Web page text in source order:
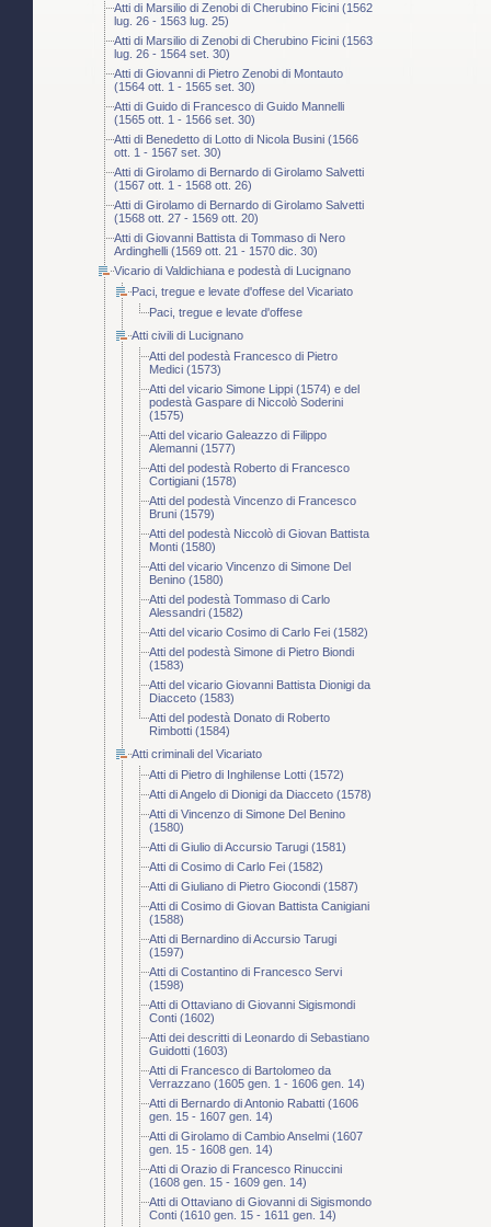
Atti di Marsilio di Zenobi di Cherubino Ficini (1562
lug. 26 - 1563 lug. 25)
Atti di Marsilio di Zenobi di Cherubino Ficini (1563
lug. 26 - 1564 set. 30)
Atti di Giovanni di Pietro Zenobi di Montauto
(1564 ott. 1 - 1565 set. 30)
Atti di Guido di Francesco di Guido Mannelli
(1565 ott. 1 - 1566 set. 30)
Atti di Benedetto di Lotto di Nicola Busini (1566
ott. 1 - 1567 set. 30)
Atti di Girolamo di Bernardo di Girolamo Salvetti
(1567 ott. 1 - 1568 ott. 26)
Atti di Girolamo di Bernardo di Girolamo Salvetti
(1568 ott. 27 - 1569 ott. 20)
Atti di Giovanni Battista di Tommaso di Nero
Ardinghelli (1569 ott. 21 - 1570 dic. 30)
Vicario di Valdichiana e podestà di Lucignano
Paci, tregue e levate d'offese del Vicariato
Paci, tregue e levate d'offese
Atti civili di Lucignano
Atti del podestà Francesco di Pietro
Medici (1573)
Atti del vicario Simone Lippi (1574) e del
podestà Gaspare di Niccolò Soderini
(1575)
Atti del vicario Galeazzo di Filippo
Alemanni (1577)
Atti del podestà Roberto di Francesco
Cortigiani (1578)
Atti del podestà Vincenzo di Francesco
Bruni (1579)
Atti del podestà Niccolò di Giovan Battista
Monti (1580)
Atti del vicario Vincenzo di Simone Del
Benino (1580)
Atti del podestà Tommaso di Carlo
Alessandri (1582)
Atti del vicario Cosimo di Carlo Fei (1582)
Atti del podestà Simone di Pietro Biondi
(1583)
Atti del vicario Giovanni Battista Dionigi da
Diacceto (1583)
Atti del podestà Donato di Roberto
Rimbotti (1584)
Atti criminali del Vicariato
Atti di Pietro di Inghilense Lotti (1572)
Atti di Angelo di Dionigi da Diacceto (1578)
Atti di Vincenzo di Simone Del Benino
(1580)
Atti di Giulio di Accursio Tarugi (1581)
Atti di Cosimo di Carlo Fei (1582)
Atti di Giuliano di Pietro Giocondi (1587)
Atti di Cosimo di Giovan Battista Canigiani
(1588)
Atti di Bernardino di Accursio Tarugi
(1597)
Atti di Costantino di Francesco Servi
(1598)
Atti di Ottaviano di Giovanni Sigismondi
Conti (1602)
Atti dei descritti di Leonardo di Sebastiano
Guidotti (1603)
Atti di Francesco di Bartolomeo da
Verrazzano (1605 gen. 1 - 1606 gen. 14)
Atti di Bernardo di Antonio Rabatti (1606
gen. 15 - 1607 gen. 14)
Atti di Girolamo di Cambio Anselmi (1607
gen. 15 - 1608 gen. 14)
Atti di Orazio di Francesco Rinuccini
(1608 gen. 15 - 1609 gen. 14)
Atti di Ottaviano di Giovanni di Sigismondo
Conti (1610 gen. 15 - 1611 gen. 14)